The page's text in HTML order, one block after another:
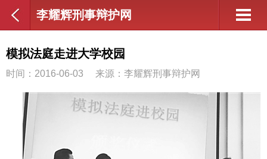
李耀辉刑事辩护网
模拟法庭走进大学校园
时间：2016-06-03 来源：李耀辉刑事辩护网